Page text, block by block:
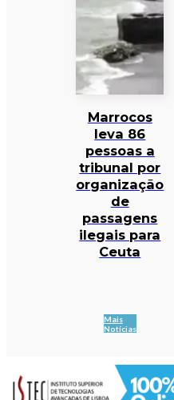
Marrocos
leva 86
pessoas a
tribunal por
organização
de
passagens
ilegais para
Ceuta
Mais
Notícias